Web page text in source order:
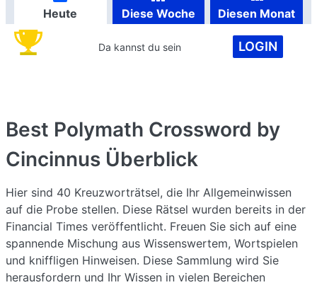
Heute Diese Woche Diesen Monat
Da kannst du sein LOGIN
Best Polymath Crossword by
Cincinnus Überblick
Hier sind 40 Kreuzworträtsel, die Ihr Allgemeinwissen
auf die Probe stellen. Diese Rätsel wurden bereits in der
Financial Times veröffentlicht. Freuen Sie sich auf eine
spannende Mischung aus Wissenswertem, Wortspielen
und kniffligen Hinweisen. Diese Sammlung wird Sie
herausfordern und Ihr Wissen in vielen Bereichen